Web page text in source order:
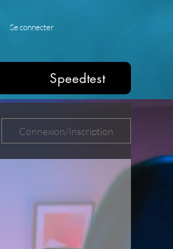
Se connecter
Speedtest
Connexion/Inscription